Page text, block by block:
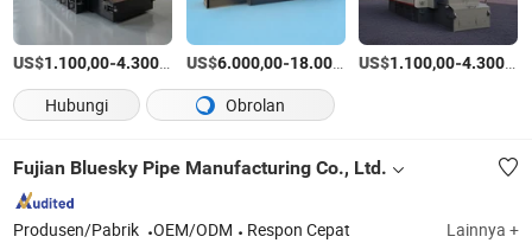
US$1.100,00-4.300,00 /Atur
US$6.000,00-18.000,00 /Atur
US$1.100,00-4.300,00
Hubungi
Obrolan
Fujian Bluesky Pipe Manufacturing Co., Ltd.
Produsen/Pabrik OEM/ODM Respon Cepat Lainnya +